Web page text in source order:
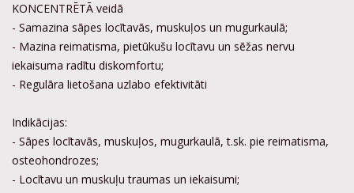
KONCENTRĒTĀ veidā
- Samazina sāpes locītavās, muskuļos un mugurkaulā;
- Mazina reimatisma, pietūkušu locītavu un sēžas nervu
iekaisuma radītu diskomfortu;
- Regulāra lietošana uzlabo efektivitāti
Indikācijas:
- Sāpes locītavās, muskuļos, mugurkaulā, t.sk. pie reimatisma,
osteohondrozes;
- Locītavu un muskuļu traumas un iekaisumi;